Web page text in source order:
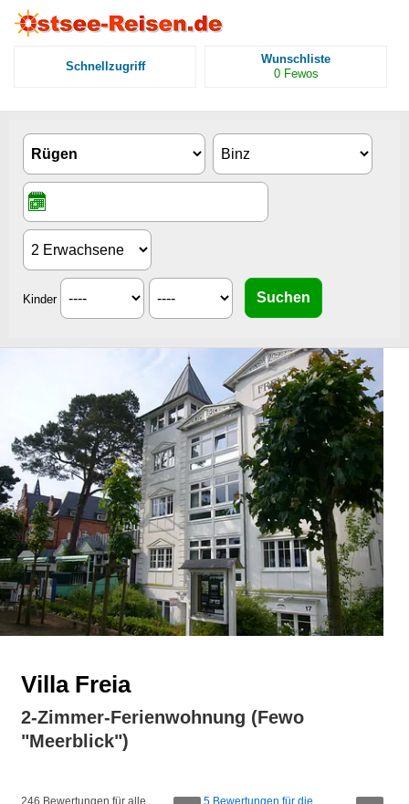
Schnellzugriff
Wunschliste
0 Fewos
Kinder
Villa Freia
2-Zimmer-Ferienwohnung (Fewo
"Meerblick")
246 Bewertungen für alle
5 Bewertungen für die